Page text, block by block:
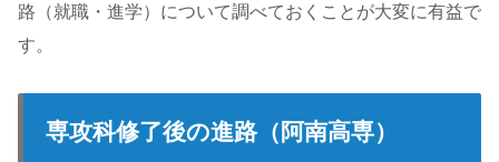
路（就職・進学）について調べておくことが大変に有益で
す。
専攻科修了後の進路（阿南高専）